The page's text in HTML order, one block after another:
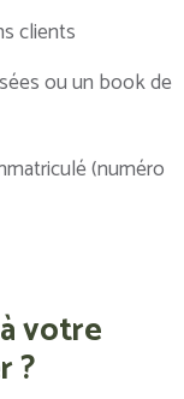
clients
ou un book de
(numéro
votre
?